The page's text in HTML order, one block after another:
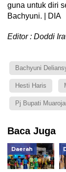
guna untuk diri
Bachyuni. | DIA
Editor : Doddi
Bachyuni
Hesti Haris
Pj Bupati
Baca Juga
Daerah